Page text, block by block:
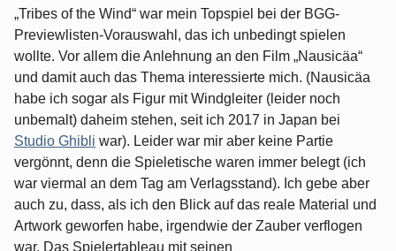
„Tribes of the Wind“ war mein Topspiel bei der BGG-
Previewlisten-Vorauswahl, das ich unbedingt spielen
wollte. Vor allem die Anlehnung an den Film „Nausicäa“
und damit auch das Thema interessierte mich. (Nausicäa
habe ich sogar als Figur mit Windgleiter (leider noch
unbemalt) daheim stehen, seit ich 2017 in Japan bei
Studio Ghibli war). Leider war mir aber keine Partie
vergönnt, denn die Spieletische waren immer belegt (ich
war viermal an dem Tag am Verlagsstand). Ich gebe aber
auch zu, dass, als ich den Blick auf das reale Material und
Artwork geworfen habe, irgendwie der Zauber verflogen
war. Das Spielertableau mit seinen